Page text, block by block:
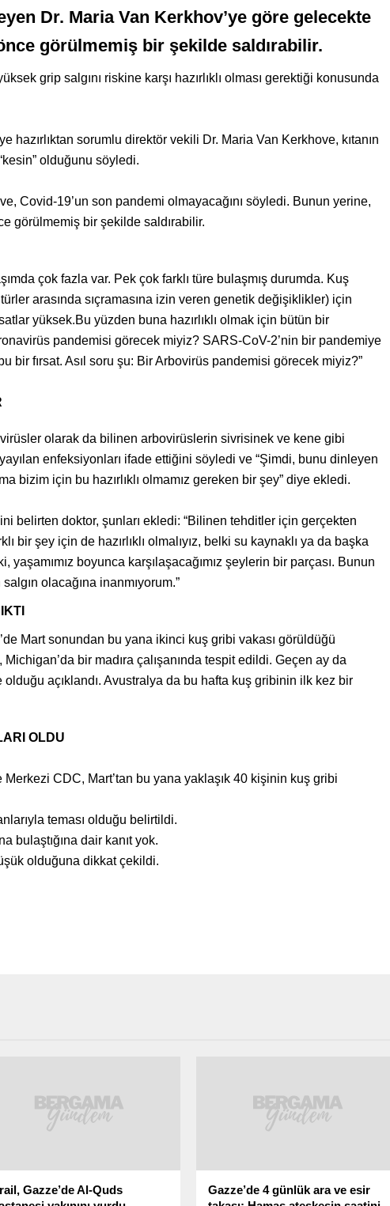
Dr. Maria Van Kerkhov’ye göre gelecekte
görülmemiş bir şekilde saldırabilir.
grip salgını riskine karşı hazırlıklı olması gerektiği konusunda
hazırlıktan sorumlu direktör vekili Dr. Maria Van Kerkhove, kıtanın
olduğunu söyledi.
Covid-19’un son pandemi olmayacağını söyledi. Bunun yerine,
görülmemiş bir şekilde saldırabilir.
çok fazla var. Pek çok farklı türe bulaşmış durumda. Kuş
arasında sıçramasına izin veren genetik değişiklikler) için
yüksek.Bu yüzden buna hazırlıklı olmak için bütün bir
pandemisi görecek miyiz? SARS-CoV-2’nin bir pandemiye
bir fırsat. Asıl soru şu: Bir Arbovirüs pandemisi görecek miyiz?”
olarak da bilinen arbovirüslerin sivrisinek ve kene gibi
enfeksiyonları ifade ettiğini söyledi ve “Şimdi, bunu dinleyen
bizim için bu hazırlıklı olmamız gereken bir şey” diye ekledi.
belirten doktor, şunları ekledi: “Bilinen tehditler için gerçekten
bir şey için de hazırlıklı olmalıyız, belki su kaynaklı ya da başka
yaşamımız boyunca karşılaşacağımız şeylerin bir parçası. Bunun
olacağına inanmıyorum.”
Mart sonundan bu yana ikinci kuş gribi vakası görüldüğü
bir madıra çalışanında tespit edildi. Geçen ay da
olduğu açıklandı. Avustralya da bu hafta kuş gribinin ilk kez bir
OLDU
CDC, Mart’tan bu yana yaklaşık 40 kişinin kuş gribi
teması olduğu belirtildi.
bulaştığına dair kanıt yok.
olduğuna dikkat çekildi.
Gazze’de Al-Quds
Gazze’de 4 günlük ara ve esir